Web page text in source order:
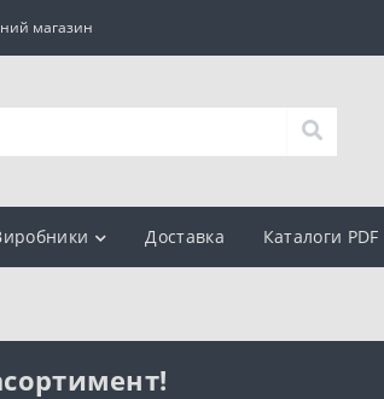
магазин
Доставка Каталоги PDF